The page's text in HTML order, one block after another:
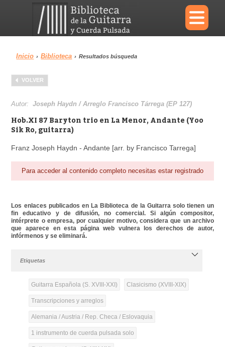
×
Menu
Biblioteca Diccionario
Área personal Reproductor
Inicio › Biblioteca › Resultados búsqueda
VOLVER
Autor:Joseph Haydn / Arreglo Francisco Tárrega (EP 127)
Hob.XI 87 Baryton trio en La Menor, Andante (Yoo
Sik Ro, guitarra)
Franz Joseph Haydn - Andante [arr. by Francisco Tarrega]
Para acceder al contenido completo necesitas estar registrado
Los enlaces publicados en La Biblioteca de la Guitarra solo tienen un
fin educativo y de difusión, no comercial. Si algún compositor,
intérprete o empresa, por cualquier motivo, considera que un archivo
que aparece en esta página web vulnera los derechos de autor,
infórmenos y se eliminará.
Etiquetas
Guitarra Española (S. XVIII-XXI) Clasicismo (XVIII-XIX)
Transcripciones y arreglos
Alemania / Austria / Rep. Checa / Eslovaquia
1 instrumento de cuerda pulsada solo